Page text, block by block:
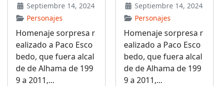
Septiembre 14, 2024
Personajes
Homenaje sorpresa r
ealizado a Paco Esco
bedo, que fuera alcal
de de Alhama de 199
9 a 2011,...
Septiembre 14, 2024
Personajes
Homenaje sorpresa r
ealizado a Paco Esco
bedo, que fuera alcal
de de Alhama de 199
9 a 2011,...